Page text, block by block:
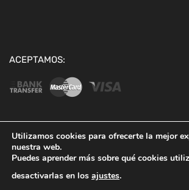
ACEPTAMOS:
Utilizamos cookies para ofrecerte la mejor
nuestra web.
Puedes aprender más sobre qué cookies
desactivarlas en los ajustes.